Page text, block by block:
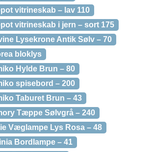
vitrineskab – lav 110
vitrineskab i jern – sort 175
Lysekrone Antik Sølv – 70
bloklys
Hylde Brun – 80
spisebord – 200
Taburet Brun – 43
Tæppe Sølvgrå – 240
Væglampe Lys Rosa – 48
Bordlampe – 41